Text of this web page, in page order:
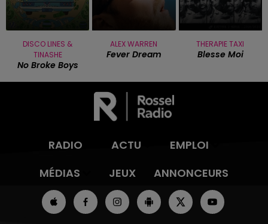
DISCO LINES &
TINASHE
No Broke Boys
ALEX WARREN
Fever Dream
THERAPIE TAXI
Blesse Moi
RADIO ACTU
EMPLOI
MÉDIAS
JEUX ANNONCEURS